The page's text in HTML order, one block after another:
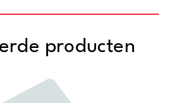
producten